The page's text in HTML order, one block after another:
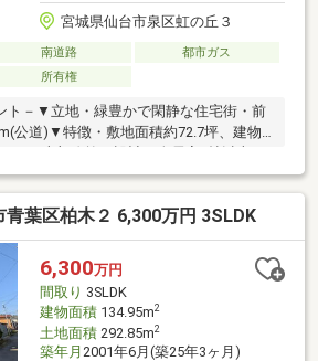
宮城県仙台市泉区虹の丘３
南道路
都市ガス
所有権
ト－▼立地・緑豊かで閑静な住宅街・前
公道)▼特徴・敷地面積約72.7坪、建物
を確保・LDKは回遊性のある2ドア仕様・
立配置で多用途に使用可能・カーポート
)▼設備・小屋裏収納・書斎・各階にト
ー「みやぎ生協虹の丘店」徒歩6分(約
探しをお手伝いします ━━━━━・・・
気軽にお問い合わせください。
青葉区柏木２ 6,300万円 3SLDK
6,300万円
間取り 3SLDK
建物面積134.95m2
土地面積292.85m2
築年月 2001年6月(築25年3ヶ月)